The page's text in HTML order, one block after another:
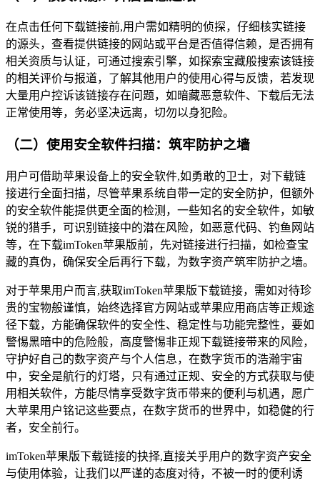
在点击任何下载链接前,用户需如精明的侦探，仔细核实链接
的源头，查看提供链接的网站或平台是否值得信赖，是否拥有
相关资质与认证，可通过搜索引擎，如探索宝藏般搜索该链接
的相关评价与报道，了解其他用户的使用心得与反馈，若发现
大量用户控诉该链接存在问题，如暗藏恶意软件、下载后无法
正常使用等，务必坚决远离，切勿以身犯险。
（二）使用安全软件扫描：筑牢防护之墙
用户可借助苹果设备上的安全软件,如勇敢的卫士，对下载链
接进行全面扫描，尽管苹果系统自带一定的安全防护，但额外
的安全软件能提供更全面的检测，一些知名的安全软件，如敏
锐的猎手，可识别链接中的潜在风险，如恶意代码、钓鱼网站
等，在下载imToken苹果版前，先对链接进行扫描，如检查宝
藏的真伪，确保安全后再行下载，为数字资产筑牢防护之墙。
对于苹果用户而言,获取imToken苹果版下载链接，需如对待珍
贵的宝物般谨慎，始终选择官方网站或苹果应用商店等正规途
径下载，方能确保软件的安全性、稳定性与功能完整性，要如
警惕黑暗中的危险般，高度警惕非正规下载链接带来的风险，
守护好自己的数字资产与个人信息，在数字货币的浩瀚宇宙
中，安全是航行的灯塔，只有通过正规、安全的方式获取与使
用相关软件，方能尽情享受数字货币带来的便利与机遇，愿广
大苹果用户铭记这些要点，在数字货币的世界中，如稳健的行
者，安全前行。
imToken苹果版下载链接的抉择,直接关乎用户的数字资产安全
与使用体验，让我们以严谨的态度对待，不被一时的便利诱